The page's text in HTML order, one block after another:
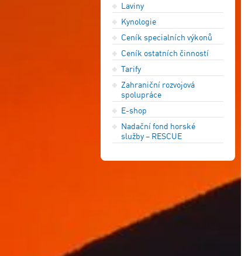
Laviny
Kynologie
Ceník specialních výkonů
Ceník ostatních činností
Tarify
Zahraniční rozvojová
spolupráce
E-shop
Nadační fond horské
služby – RESCUE